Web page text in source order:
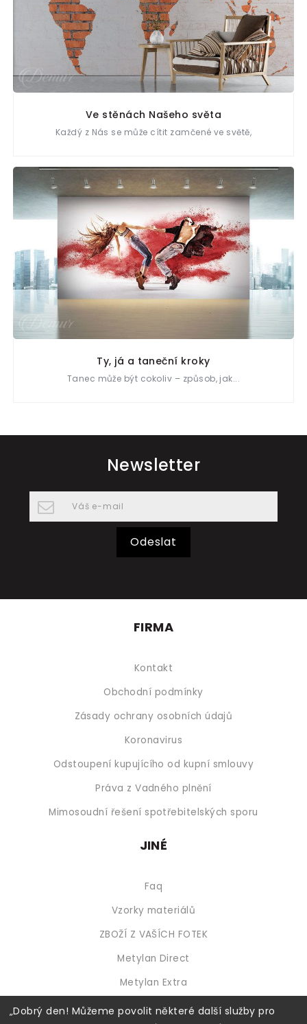
Ve stěnách Našeho světa
Každý z Nás se může cítit zamčené ve světě,
Ty, já a taneční kroky
Tanec může být cokoliv – způsob, jak...
Newsletter
Odeslat
FIRMA
Kontakt
Obchodní podmínky
Zásady ochrany osobních údajů
Koronavirus
Odstoupení kupujícího od kupní smlouvy
Práva z Vadného plnění
Mimosoudní řešení spotřebitelských sporu
JINÉ
Faq
Vzorky materiálů
ZBOŽÍ Z VAŠÍCH FOTEK
Metylan Direct
Metylan Extra
Dostupné platby
„Dobrý den! Můžeme povolit některé další služby pro